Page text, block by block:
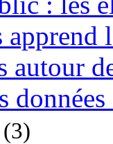
apprend
autour
(3)